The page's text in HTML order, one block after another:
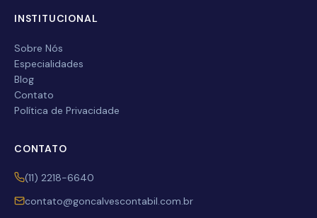
INSTITUCIONAL
Sobre Nós
Especialidades
Blog
Contato
Política de Privacidade
CONTATO
(11) 2218-6640
contato@goncalvescontabil.com.br